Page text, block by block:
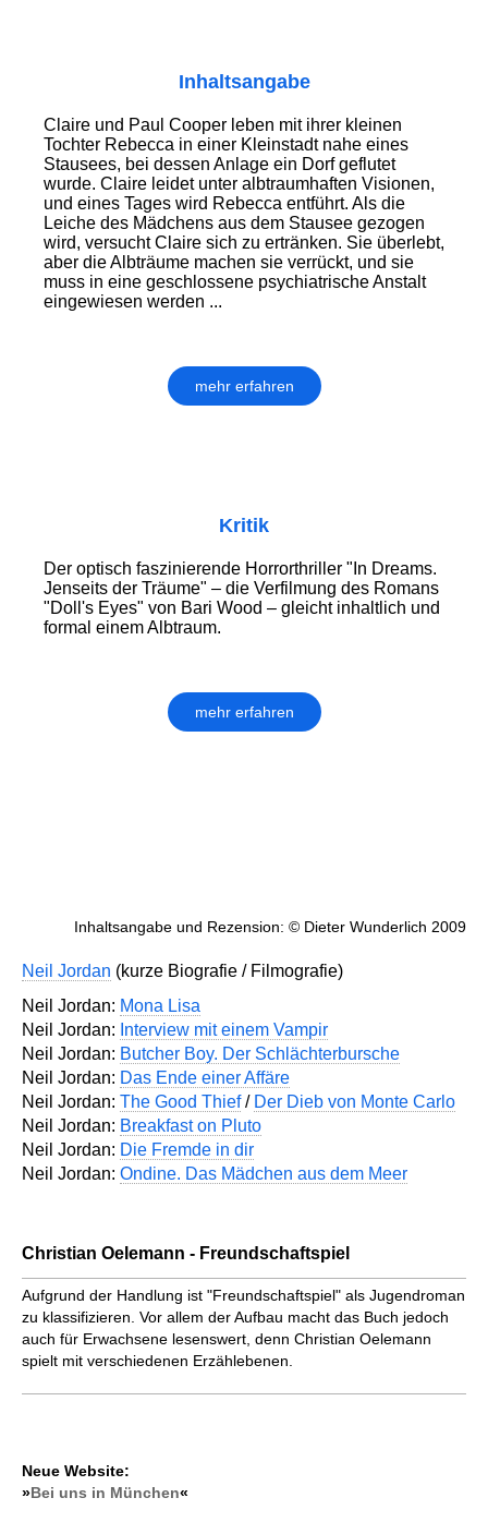
Inhaltsangabe
Claire und Paul Cooper leben mit ihrer kleinen
Tochter Rebecca in einer Kleinstadt nahe eines
Stausees, bei dessen Anlage ein Dorf geflutet
wurde. Claire leidet unter albtraumhaften Visionen,
und eines Tages wird Rebecca entführt. Als die
Leiche des Mädchens aus dem Stausee gezogen
wird, versucht Claire sich zu ertränken. Sie überlebt,
aber die Albträume machen sie verrückt, und sie
muss in eine geschlossene psychiatrische Anstalt
eingewiesen werden ...
mehr erfahren
Kritik
Der optisch faszinierende Horrorthriller "In Dreams.
Jenseits der Träume" – die Verfilmung des Romans
"Doll's Eyes" von Bari Wood – gleicht inhaltlich und
formal einem Albtraum.
mehr erfahren
Inhaltsangabe und Rezension: © Dieter Wunderlich 2009
Neil Jordan (kurze Biografie / Filmografie)
Neil Jordan: Mona Lisa
Neil Jordan: Interview mit einem Vampir
Neil Jordan: Butcher Boy. Der Schlächterbursche
Neil Jordan: Das Ende einer Affäre
Neil Jordan: The Good Thief/ Der Dieb von Monte Carlo
Neil Jordan: Breakfast on Pluto
Neil Jordan: Die Fremde in dir
Neil Jordan: Ondine. Das Mädchen aus dem Meer
Christian Oelemann - Freundschaftspiel
Aufgrund der Handlung ist "Freundschaftspiel" als Jugend­roman
zu klassifizieren. Vor allem der Aufbau macht das Buch jedoch
auch für Erwachsene lesenswert, denn Christian Oelemann
spielt mit verschiedenen Erzählebenen.
Neue Website:
»Bei uns in München«